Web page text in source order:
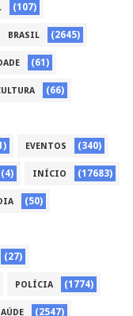
(107)
BRASIL (2645)
(61)
(66)
EVENTOS (340)
(4) INÍCIO (17683)
(50)
(27)
POLÍCIA (1774)
(2547)